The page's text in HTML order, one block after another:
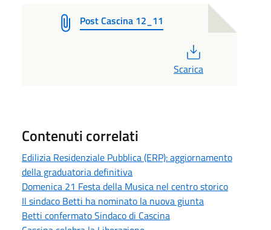
Post Cascina 12_11
Scarica
Contenuti correlati
Edilizia Residenziale Pubblica (ERP): aggiornamento
della graduatoria definitiva
Domenica 21 Festa della Musica nel centro storico
Il sindaco Betti ha nominato la nuova giunta
Betti confermato Sindaco di Cascina